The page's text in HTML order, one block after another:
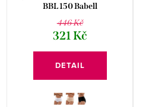
BBL 150 Babell
446 Kč
321 Kč
DETAIL